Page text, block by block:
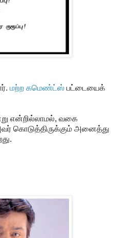
மற்ற கமெண்ட்ஸ் பட்டையைக்
என்றில்லாமல், வகை
கொடுத்திருக்கும் அனைத்து